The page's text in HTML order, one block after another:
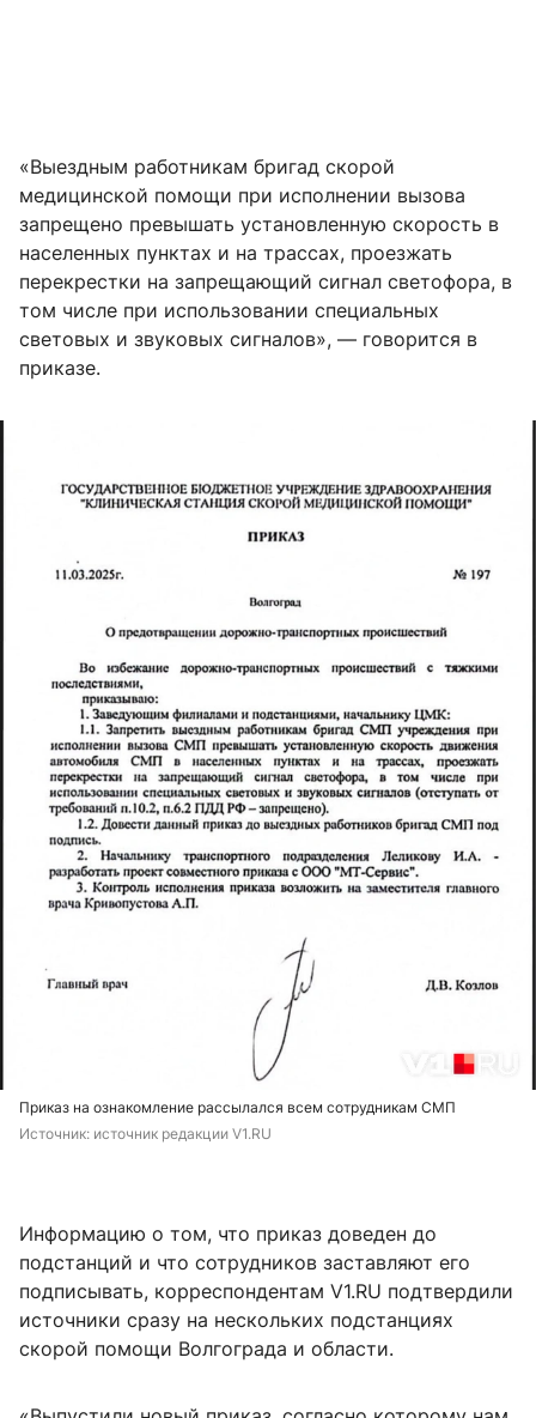
«Выездным работникам бригад скорой
медицинской помощи при исполнении вызова
запрещено превышать установленную скорость в
населенных пунктах и на трассах, проезжать
перекрестки на запрещающий сигнал светофора, в
том числе при использовании специальных
световых и звуковых сигналов», — говорится в
приказе.
Приказ на ознакомление рассылался всем сотрудникам СМП
Источник: источник редакции V1.RU
Информацию о том, что приказ доведен до
подстанций и что сотрудников заставляют его
подписывать, корреспондентам V1.RU подтвердили
источники сразу на нескольких подстанциях
скорой помощи Волгограда и области.